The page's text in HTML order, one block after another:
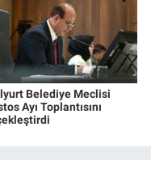
Belediye Meclisi
Ayı Toplantısını